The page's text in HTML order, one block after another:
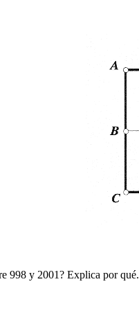
998 y 2001? Explica por qué.